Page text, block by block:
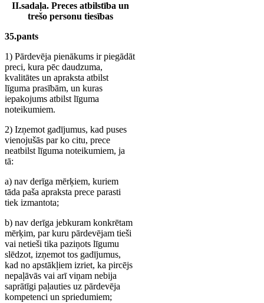
II.sadaļa. Preces atbilstība un
trešo personu tiesības
35.pants
1) Pārdevēja pienākums ir piegādāt
preci, kura pēc daudzuma,
kvalitātes un apraksta atbilst
līguma prasībām, un kuras
iepakojums atbilst līguma
noteikumiem.
2) Izņemot gadījumus, kad puses
vienojušās par ko citu, prece
neatbilst līguma noteikumiem, ja
tā:
a) nav derīga mērķiem, kuriem
tāda paša apraksta prece parasti
tiek izmantota;
b) nav derīga jebkuram konkrētam
mērķim, par kuru pārdevējam tieši
vai netieši tika paziņots līgumu
slēdzot, izņemot tos gadījumus,
kad no apstākļiem izriet, ka pircējs
nepaļāvās vai arī viņam nebija
saprātīgi paļauties uz pārdevēja
kompetenci un spriedumiem;